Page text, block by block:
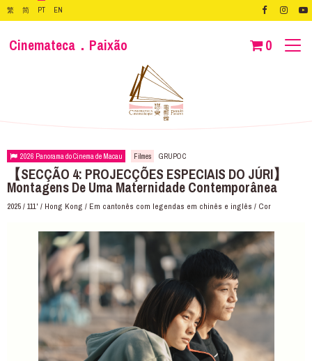
繁 简 PT EN
Cinemateca．Paixão 0
2026 Panorama do Cinema de Macau Filmes GRUPO C
【SECÇÃO 4: PROJECÇÕES ESPECIAIS DO JÚRI】
Montagens De Uma Maternidade Contemporânea
2025 / 111' / Hong Kong / Em cantonês com legendas em chinês e inglês / Cor